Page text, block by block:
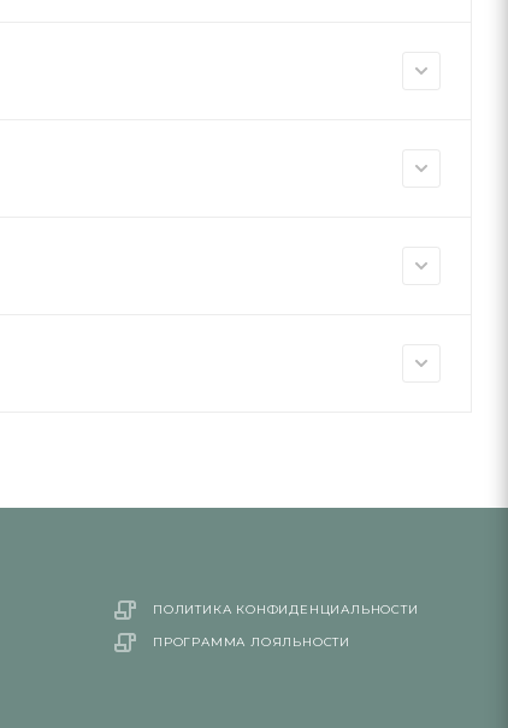
ПОЛИТИКА КОНФИДЕНЦИАЛЬНОСТИ
ПРОГРАММА ЛОЯЛЬНОСТИ